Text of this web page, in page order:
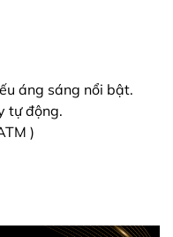
áng sáng nổi bật.
tự động.
)